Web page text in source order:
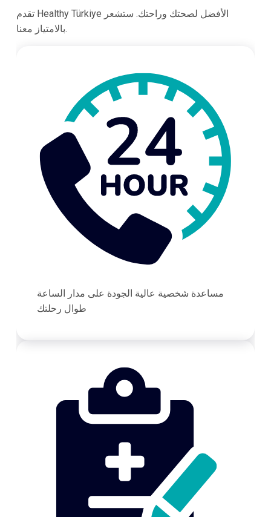
تقدم Healthy Türkiye الأفضل لصحتك وراحتك. ستشعر
بالامتياز معنا.
مساعدة شخصية عالية الجودة على مدار الساعة
طوال رحلتك